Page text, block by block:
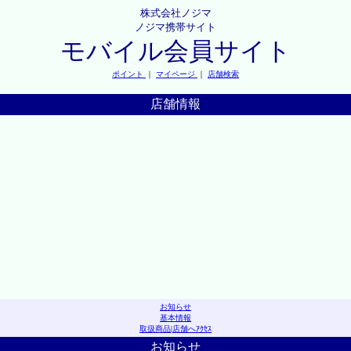
株式会社ノジマ
ノジマ携帯サイト
モバイル会員サイト
ポイント ｜ マイページ ｜ 店舗検索
店舗情報
お知らせ
基本情報
取扱商品|店舗へｱｸｾｽ
お知らせ